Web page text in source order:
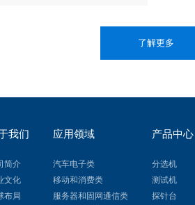
了解更多
我们
简介
文化
布局
应用领域
汽车电子类
移动和消费类
服务器和固网通信类
产品中心
分选机
测试机
探针台